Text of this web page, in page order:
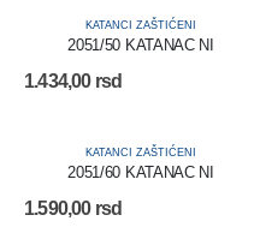
KATANCI ZAŠTIĆENI
2051/50 KATANAC NI
1.434,00 rsd
KATANCI ZAŠTIĆENI
2051/60 KATANAC NI
1.590,00 rsd